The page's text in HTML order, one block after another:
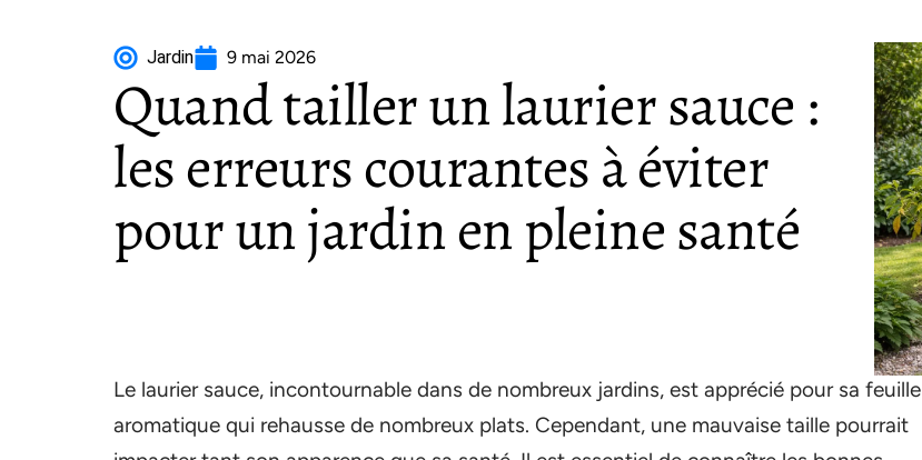
Jardin 9 mai 2026
Quand tailler un laurier sauce :
les erreurs courantes à éviter
pour un jardin en pleine santé
Le laurier sauce, incontournable dans de nombreux jardins, est apprécié pour sa feuille
aromatique qui rehausse de nombreux plats. Cependant, une mauvaise taille pourrait